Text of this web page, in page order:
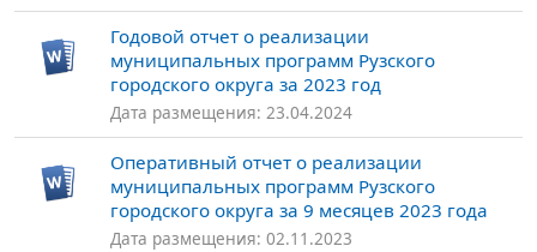
Годовой отчет о реализации
муниципальных программ Рузского
городского округа за 2023 год
Дата размещения: 23.04.2024
Оперативный отчет о реализации
муниципальных программ Рузского
городского округа за 9 месяцев 2023 года
Дата размещения: 02.11.2023